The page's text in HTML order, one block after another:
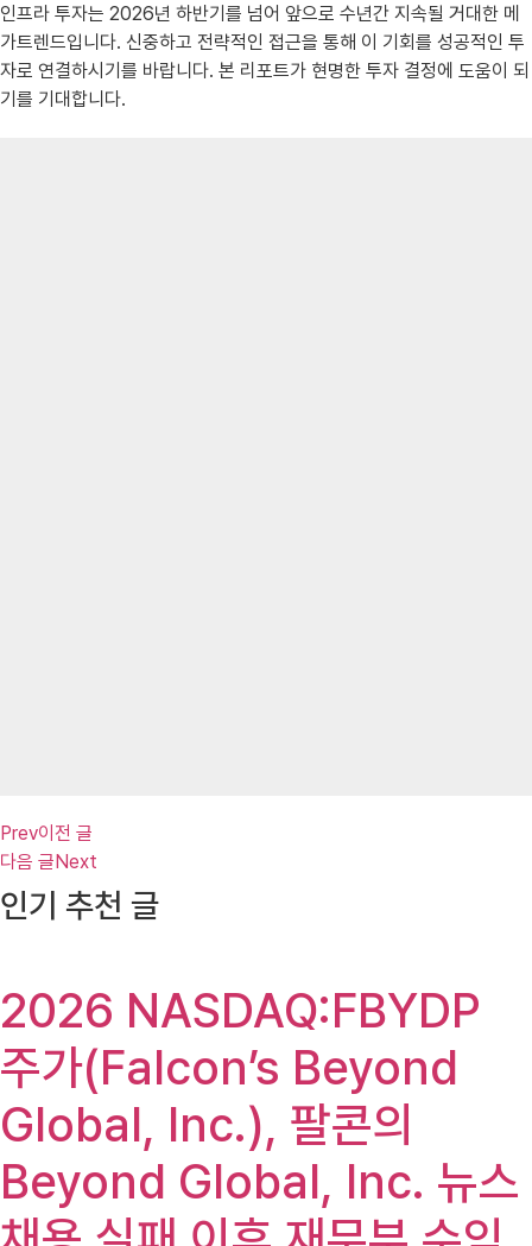
인프라 투자는 2026년 하반기를 넘어 앞으로 수년간 지속될 거대한 메
가트렌드입니다. 신중하고 전략적인 접근을 통해 이 기회를 성공적인 투
자로 연결하시기를 바랍니다. 본 리포트가 현명한 투자 결정에 도움이 되
기를 기대합니다.
Prev이전 글
다음 글 Next
인기 추천 글
2026 NASDAQ:FBYDP
주가(Falcon’s Beyond
Global, Inc.), 팔콘의
Beyond Global, Inc. 뉴스